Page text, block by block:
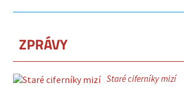
ZPRÁVY
Staré ciferníky mizí